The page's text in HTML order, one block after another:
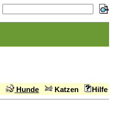
Hunde Katzen Hilfe